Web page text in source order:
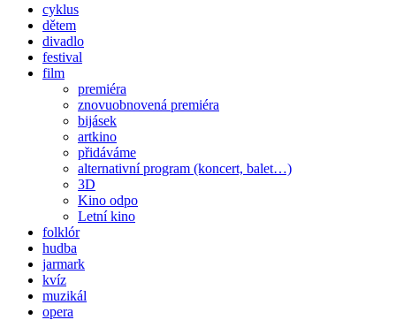
cyklus
dětem
divadlo
festival
film
premiéra
znovuobnovená premiéra
bijásek
artkino
přidáváme
alternativní program (koncert, balet…)
3D
Kino odpo
Letní kino
folklór
hudba
jarmark
kvíz
muzikál
opera